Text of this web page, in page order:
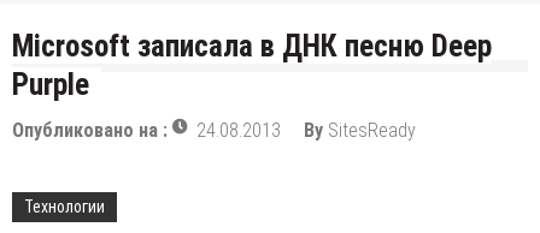
Microsoft записала в ДНК песню Deep
Purple
Опубликовано на : 24.08.2013 By SitesReady
Технологии